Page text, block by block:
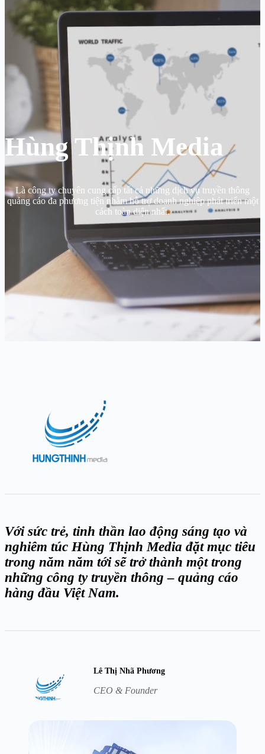
Hùng Thịnh Media
Là công ty chuyên cung cấp tất cả những dịch vụ truyền thông
quảng cáo đa phương tiện nhằm hỗ trợ doanh nghiệp phát triển một
cách toàn diện nhất.
Với sức trẻ, tinh thần lao động sáng tạo và
nghiêm túc Hùng Thịnh Media đặt mục tiêu
trong năm năm tới sẽ trở thành một trong
những công ty truyền thông – quảng cáo
hàng đầu Việt Nam.
Lê Thị Nhã Phương
CEO & Founder